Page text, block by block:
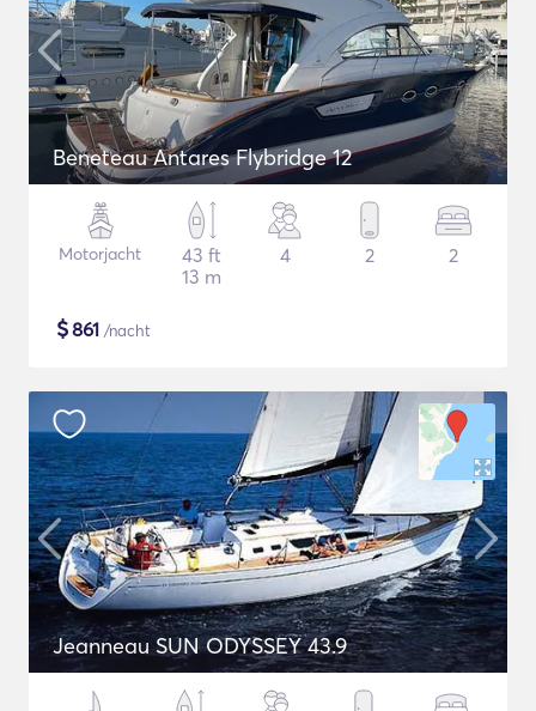
Beneteau Antares Flybridge 12
Motorjacht
43 ft
13 m
4 2 2
$861 /nacht
Jeanneau SUN ODYSSEY 43.9